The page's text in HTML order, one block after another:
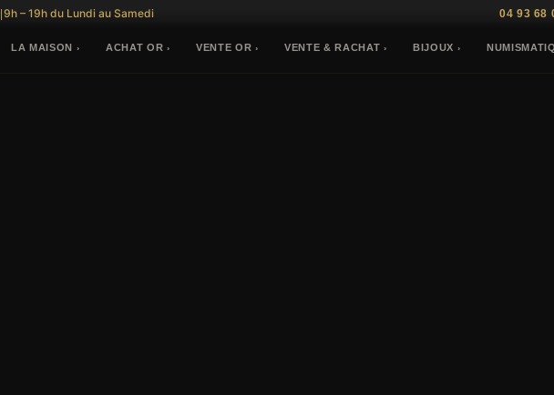
|9h – 19h du Lundi au Samedi 04 93 68
LA MAISON › ACHAT OR › VENTE OR › VENTE & RACHAT › BIJOUX ›